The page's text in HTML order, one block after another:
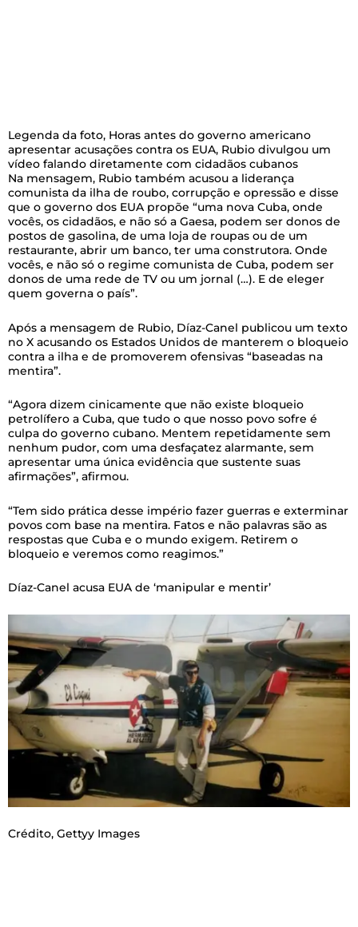
Legenda da foto, Horas antes do governo americano
apresentar acusações contra os EUA, Rubio divulgou um
vídeo falando diretamente com cidadãos cubanos
Na mensagem, Rubio também acusou a liderança
comunista da ilha de roubo, corrupção e opressão e disse
que o governo dos EUA propõe “uma nova Cuba, onde
vocês, os cidadãos, e não só a Gaesa, podem ser donos de
postos de gasolina, de uma loja de roupas ou de um
restaurante, abrir um banco, ter uma construtora. Onde
vocês, e não só o regime comunista de Cuba, podem ser
donos de uma rede de TV ou um jornal (…). E de eleger
quem governa o país”.
Após a mensagem de Rubio, Díaz-Canel publicou um texto
no X acusando os Estados Unidos de manterem o bloqueio
contra a ilha e de promoverem ofensivas “baseadas na
mentira”.
“Agora dizem cinicamente que não existe bloqueio
petrolífero a Cuba, que tudo o que nosso povo sofre é
culpa do governo cubano. Mentem repetidamente sem
nenhum pudor, com uma desfaçatez alarmante, sem
apresentar uma única evidência que sustente suas
afirmações”, afirmou.
“Tem sido prática desse império fazer guerras e exterminar
povos com base na mentira. Fatos e não palavras são as
respostas que Cuba e o mundo exigem. Retirem o
bloqueio e veremos como reagimos.”
Díaz-Canel acusa EUA de ‘manipular e mentir’
Crédito, Gettyy Images